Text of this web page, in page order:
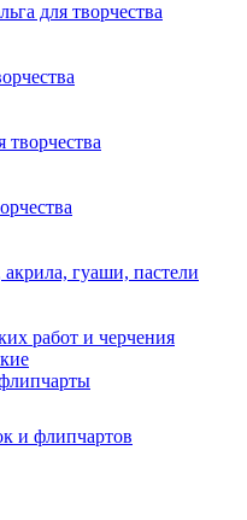
для творчества
гуаши, пастели
работ и черчения
и флипчартов